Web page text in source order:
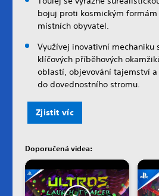
bojuj proti kosmickým formám
místních obyvatel.
Využívej inovativní mechaniku
klíčových příběhových
oblastí, objevování tajemství
do dovednostního stromu.
Zjistit víc
Doporučená videa: